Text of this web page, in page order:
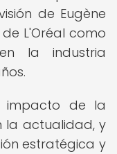
de Eugène
L'Oréal como
la industria
impacto de la
la actualidad, y
estratégica y